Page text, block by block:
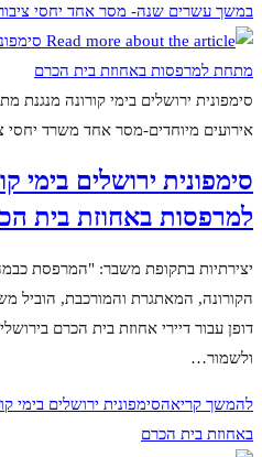
במשך עשרים שנה- מסר אחד יחסי
סימפונית ירושלים בימי קורונה
אירועים מיוחדים-מסר אחד משרד יחסי
סימפונית ירושלים בימי
למרפסות באחוזת בית
יצירתיות בתקופת משבר: "המרפסת
הקורונה, המאתגרת והמורכבת, הוביל
דופן עבור דיירי אחוזת בית הכרם
ולשמור…
להמשך קריאהסימפונית ירושלים בימי
באחוזת בית הכרם